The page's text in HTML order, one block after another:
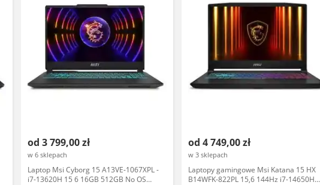
od 3 799,00 zł
w 6 sklepach
Laptop Msi Cyborg 15 A13VE-1067XPL -
i7-13620H 15 6 16GB 512GB No OS
od 4 749,00 zł
w 3 sklepach
Laptopy gamingowe Msi Katana 15 HX
B14WFK-822PL 15,6 144Hz i7-14650HX